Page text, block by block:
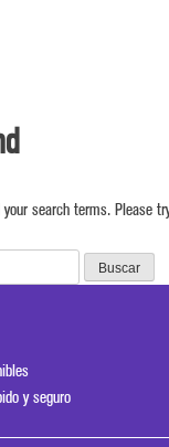
search terms. Please
y seguro